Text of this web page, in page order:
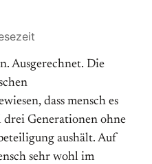
Ausgerechnet. Die
dass mensch es
drei Generationen ohne
aushält. Auf
sehr wohl im